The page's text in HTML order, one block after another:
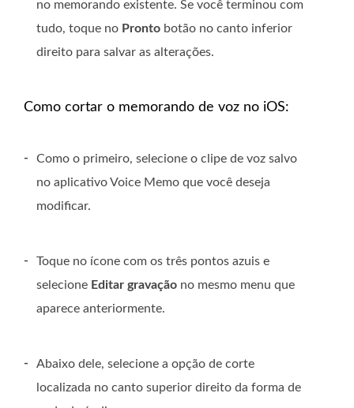
no memorando existente. Se você terminou com
tudo, toque no Pronto botão no canto inferior
direito para salvar as alterações.
Como cortar o memorando de voz no iOS:
-
Como o primeiro, selecione o clipe de voz salvo
no aplicativo Voice Memo que você deseja
modificar.
-
Toque no ícone com os três pontos azuis e
selecione Editar gravação no mesmo menu que
aparece anteriormente.
-
Abaixo dele, selecione a opção de corte
localizada no canto superior direito da forma de